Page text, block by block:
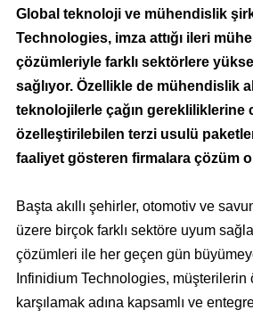
Global teknoloji ve mühendislik
Technologies, imza attığı ileri
çözümleriyle farklı sektörlere
sağlıyor. Özellikle de mühendislik
teknolojilerle çağın gerekliliklerine
özelleştirilebilen terzi usulü
faaliyet gösteren firmalara çözüm
Başta akıllı şehirler, otomotiv ve
üzere birçok farklı sektöre uyum
çözümleri ile her geçen gün
Infinidium Technologies,
karşılamak adına kapsamlı ve